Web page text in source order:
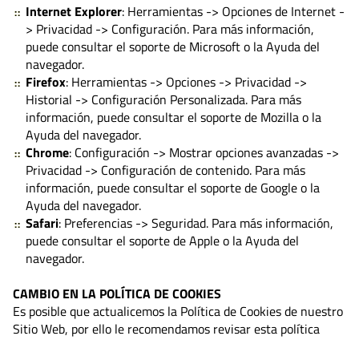
Internet Explorer: Herramientas -> Opciones de Internet -
> Privacidad -> Configuración. Para más información,
puede consultar el soporte de Microsoft o la Ayuda del
navegador.
Firefox: Herramientas -> Opciones -> Privacidad ->
Historial -> Configuración Personalizada. Para más
información, puede consultar el soporte de Mozilla o la
Ayuda del navegador.
Chrome: Configuración -> Mostrar opciones avanzadas ->
Privacidad -> Configuración de contenido. Para más
información, puede consultar el soporte de Google o la
Ayuda del navegador.
Safari: Preferencias -> Seguridad. Para más información,
puede consultar el soporte de Apple o la Ayuda del
navegador.
CAMBIO EN LA POLÍTICA DE COOKIES
Es posible que actualicemos la Política de Cookies de nuestro
Sitio Web, por ello le recomendamos revisar esta política